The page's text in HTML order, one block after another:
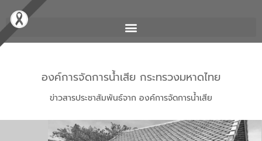
องค์การจัดการน้ำเสีย กระทรวงมหาดไทย
ข่าวสารประชาสัมพันธ์จาก องค์การจัดการน้ำเสีย